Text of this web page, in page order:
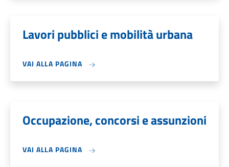
Lavori pubblici e mobilità urbana
VAI ALLA PAGINA
Occupazione, concorsi e assunzioni
VAI ALLA PAGINA